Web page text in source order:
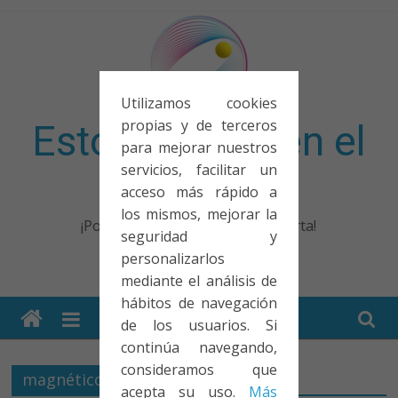
Utilizamos cookies
propias y de terceros
para mejorar nuestros
servicios, facilitar un
acceso más rápido a
los mismos, mejorar la
seguridad y
personalizarlos
mediante el análisis de
hábitos de navegación
de los usuarios. Si
continúa navegando,
consideramos que
acepta su uso. Más
Esto no entra en el
examen
¡Porque no solo el examen importa!
magnético